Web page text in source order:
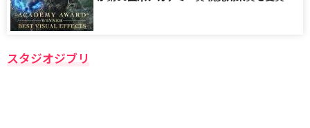
スタジオジブリ